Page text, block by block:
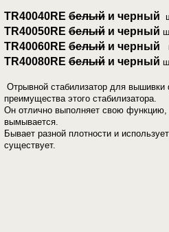
ТR40040REбелыйи черный
ТR40050REбелыйи черный
ТR40060REбелыйи черный
ТR40080REбелыйи черный
Отрывной стабилизатор для
преимущества этого стабилизатора.
Он отлично выполняет свою функцию,
вымывается.
Бывает разной плотности и
существует.